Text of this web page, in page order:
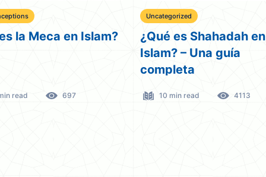
es Shahadah en el
read 4113
Tres Versículos
de El Corán sobre el
y la Compasión
5 min read